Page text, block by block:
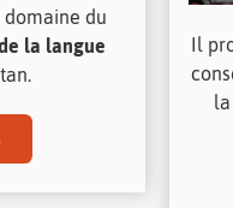
du
la langue
Il
la